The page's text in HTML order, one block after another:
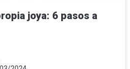
joya: 6 pasos a